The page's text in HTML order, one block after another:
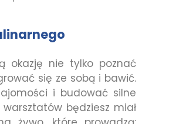
okazję nie tylko poznać
się ze sobą i bawić.
i budować silne
będziesz miał